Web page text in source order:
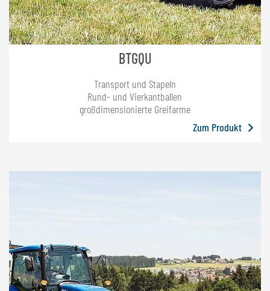
BTGQU
Transport und Stapeln
Rund- und Vierkantballen
großdimensionierte Greifarme
Zum Produkt